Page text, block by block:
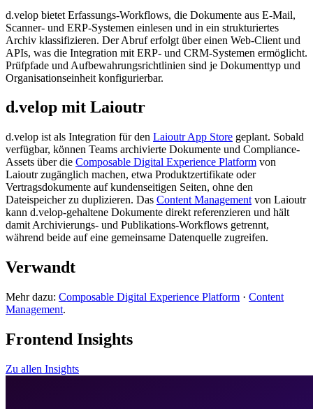
d.velop bietet Erfassungs-Workflows, die Dokumente aus E-Mail,
Scanner- und ERP-Systemen einlesen und in ein strukturiertes
Archiv klassifizieren. Der Abruf erfolgt über einen Web-Client und
APIs, was die Integration mit ERP- und CRM-Systemen ermöglicht.
Prüfpfade und Aufbewahrungsrichtlinien sind je Dokumenttyp und
Organisationseinheit konfigurierbar.
d.velop mit Laioutr
d.velop ist als Integration für den Laioutr App Store geplant. Sobald
verfügbar, können Teams archivierte Dokumente und Compliance-
Assets über die Composable Digital Experience Platform von
Laioutr zugänglich machen, etwa Produktzertifikate oder
Vertragsdokumente auf kundenseitigen Seiten, ohne den
Dateispeicher zu duplizieren. Das Content Management von Laioutr
kann d.velop-gehaltene Dokumente direkt referenzieren und hält
damit Archivierungs- und Publikations-Workflows getrennt,
während beide auf eine gemeinsame Datenquelle zugreifen.
Verwandt
Mehr dazu: Composable Digital Experience Platform · Content
Management.
Frontend Insights
Zu allen Insights